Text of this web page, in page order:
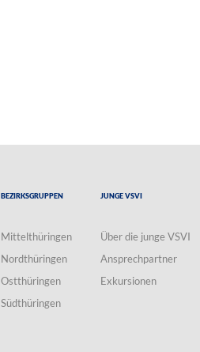
Bezirksgruppen
Mittelthüringen
Nordthüringen
Ostthüringen
Südthüringen
Junge VSVI
Über die junge VSVI
Ansprechpartner
Exkursionen